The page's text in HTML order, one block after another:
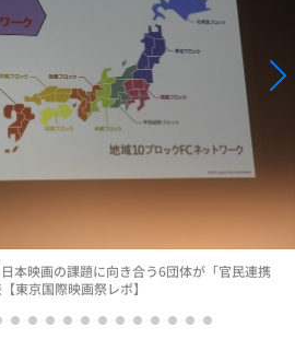
本映画の課題に向き合う6団体が「官民連携
東京国際映画祭レポ】